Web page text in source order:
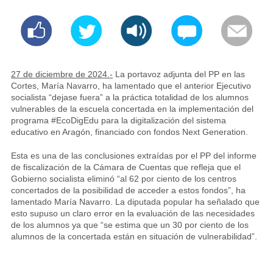
27 de diciembre de 2024.- La portavoz adjunta del PP en las
Cortes, María Navarro, ha lamentado que el anterior Ejecutivo
socialista “dejase fuera” a la práctica totalidad de los alumnos
vulnerables de la escuela concertada en la implementación del
programa #EcoDigEdu para la digitalización del sistema
educativo en Aragón, financiado con fondos Next Generation.
Esta es una de las conclusiones extraídas por el PP del informe
de fiscalización de la Cámara de Cuentas que refleja que el
Gobierno socialista eliminó “al 62 por ciento de los centros
concertados de la posibilidad de acceder a estos fondos”, ha
lamentado María Navarro. La diputada popular ha señalado que
esto supuso un claro error en la evaluación de las necesidades
de los alumnos ya que “se estima que un 30 por ciento de los
alumnos de la concertada están en situación de vulnerabilidad”.